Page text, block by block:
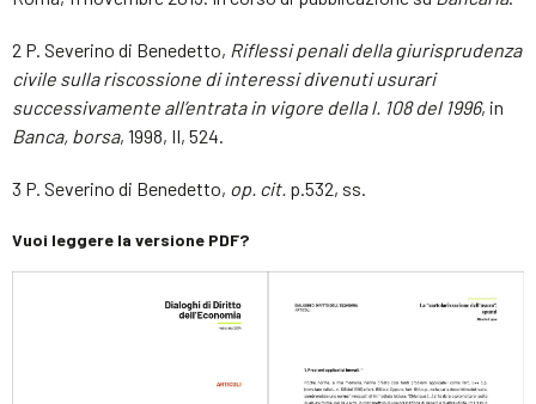
2 P. Severino di Benedetto, Riflessi penali della giurisprudenza
civile sulla riscossione di interessi divenuti usurari
successivamente all’entrata in vigore della l. 108 del 1996, in
Banca, borsa, 1998, II, 524.
3 P. Severino di Benedetto, op. cit. p.532, ss.
Vuoi leggere la versione PDF?